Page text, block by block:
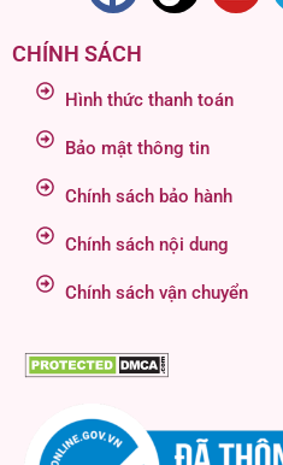
CHÍNH SÁCH
Hình thức thanh toán
Bảo mật thông tin
Chính sách bảo hành
Chính sách nội dung
Chính sách vận chuyển